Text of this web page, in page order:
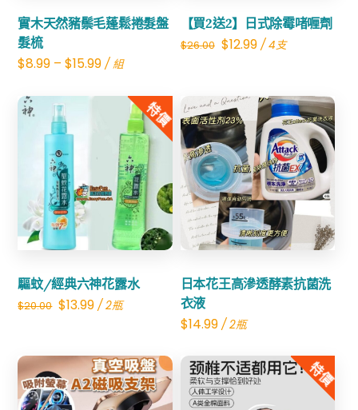
實木天然豬鬃毛蓬鬆捲髮盤
髮梳
$8.99 –$15.99 / 組
【買2送2】日式除霉啫喱劑
$26.00 Original
was:
$26.00.
$12.99Current
is:
$12.99.
/ 4支
特價
驅蚊/經典六神花露水
$20.00 Original
was:
$20.00.
$13.99Current
is:
$13.99.
/ 2瓶
Share
日本花王高滲透酵素抗菌洗
衣液
$14.99/ 2瓶
Share
特價